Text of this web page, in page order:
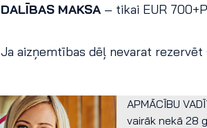
DALĪBAS MAKSA– tikai EUR
Ja aizņemtības dēļ nevarat
APMĀCĪBU
vairāk nekā 28